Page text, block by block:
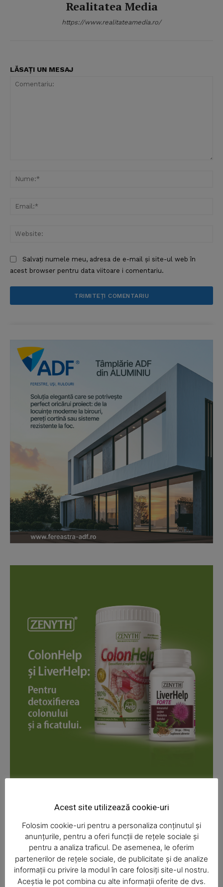
News Week
SUBSCRIBE NOW
Realitatea Media
https://www.realitateamedia.ro/
LĂSAȚI UN MESAJ
Salvați numele meu, adresa de e-mail și site-ul web în
acest browser pentru data viitoare i comentariu.
Acest site utilizează cookie-uri
Folosim cookie-uri pentru a personaliza conținutul și
anunțurile, pentru a oferi funcții de rețele sociale și
pentru a analiza traficul. De asemenea, le oferim
partenerilor de rețele sociale, de publicitate și de analize
informații cu privire la modul în care folosiți site-ul nostru.
Aceștia le pot combina cu alte informații oferite de dvs.